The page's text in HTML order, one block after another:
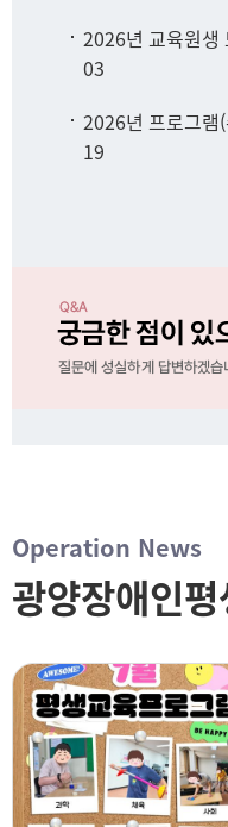
2026년 교육원생
03
2026년 프로그램
19
Operation News
광양장애인